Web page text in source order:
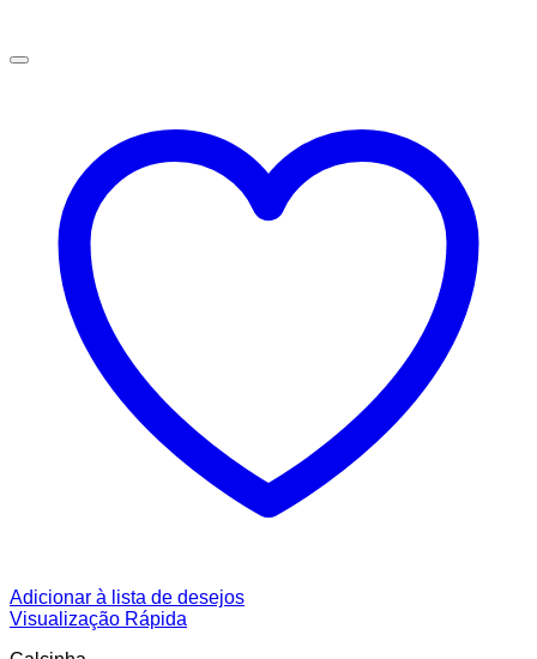
Adicionar à lista de desejos
Visualização Rápida